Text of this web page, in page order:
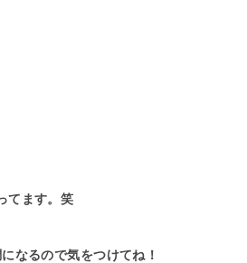
てます。笑
なるので気をつけてね！